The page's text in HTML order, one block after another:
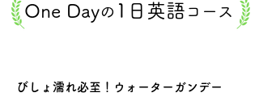
One ​Dayの 1日英語 コース
びしょ濡れ必至！ウォーターガンデー